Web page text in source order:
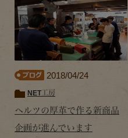
2018/04/24
NET工房
ヘルツの厚革で作る新商品
企画が進んでいます